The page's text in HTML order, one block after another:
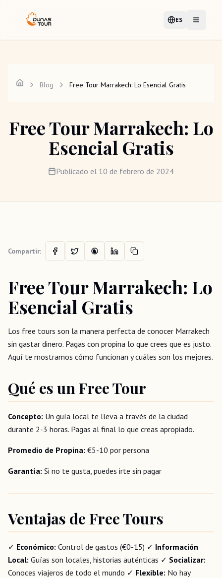
ES
IdiomaAbrir
Blog Free Tour Marrakech: Lo Esencial Gratis
Free Tour Marrakech: Lo
Esencial Gratis
Publicado el 10 de febrero de 2024
Compartir:
Free Tour Marrakech: Lo
Esencial Gratis
Los free tours son la manera perfecta de conocer Marrakech
sin gastar dinero. Pagas con propina lo que crees que es justo.
Aquí te mostramos cómo funcionan y cuáles son los mejores.
Qué es un Free Tour
Concepto: Un guía local te lleva a través de la ciudad
durante 2-3 horas. Pagas al final lo que creas apropiado.
Promedio de Propina: €5-10 por persona
Garantía: Si no te gusta, puedes irte sin pagar
Ventajas de Free Tours
✓ Económico: Control de gastos (€0-15) ✓ Información
Local: Guías son locales, historias auténticas ✓ Socializar:
Conoces viajeros de todo el mundo ✓ Flexible: No hay